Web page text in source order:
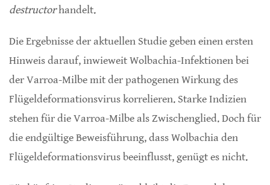
destructorhandelt.
Die Ergebnisse der aktuellen Studie geben einen ersten
Hinweis darauf, inwieweit Wolbachia-Infektionen bei
der Varroa-Milbe mit der pathogenen Wirkung des
Flügeldeformationsvirus korrelieren. Starke Indizien
stehen für die Varroa-Milbe als Zwischenglied. Doch für
die endgültige Beweisführung, dass Wolbachia den
Flügeldeformationsvirus beeinflusst, genügt es nicht.